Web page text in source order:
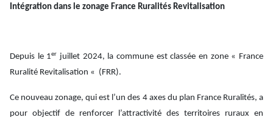
Intégration dans le zonage France Ruralités Revitalisation
Depuis le 1er juillet 2024, la commune est classée en zone « France
Ruralité Revitalisation « (FRR).
Ce nouveau zonage, qui est l’un des 4 axes du plan France Ruralités, a
pour objectif de renforcer l’attractivité des territoires ruraux en